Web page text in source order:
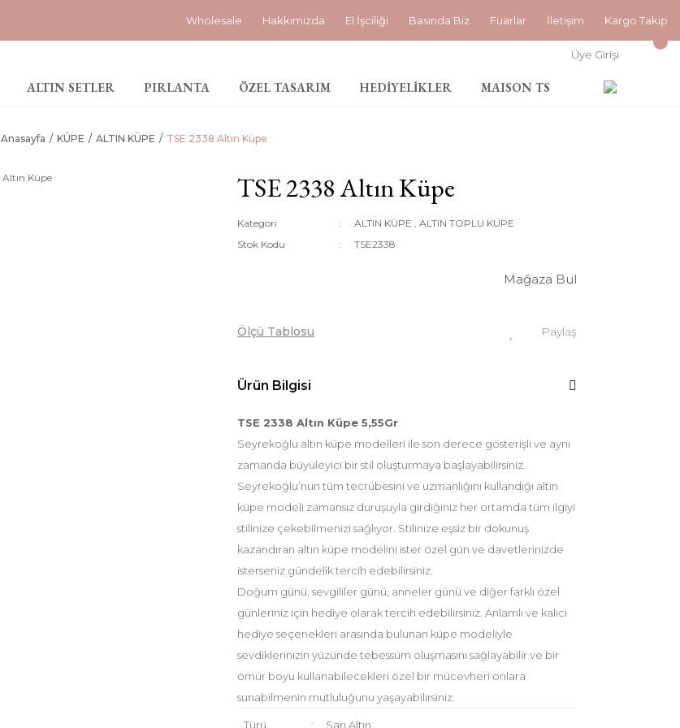
Wholesale Hakkımızda El İşciliği Basında Biz Fuarlar İletişim Kargo Takip
Üye Girişi
ALTIN SETLER PIRLANTA ÖZEL TASARIM HEDİYELİKLER MAISON TS
Anasayfa KÜPE ALTIN KÜPE TSE 2338 Altın Küpe
TSE 2338 Altın Küpe
Kategori ALTIN KÜPE ,ALTIN TOPLU KÜPE
Stok Kodu
TSE2338
Mağaza Bul
Ölçü Tablosu Paylaş
Ürün Bilgisi
TSE 2338 Altın Küpe 5,55Gr
Seyrekoğlu altın küpe modelleri ile son derece gösterişli ve aynı
zamanda büyüleyici bir stil oluşturmaya başlayabilirsiniz.
Seyrekoğlu’nun tüm tecrübesini ve uzmanlığını kullandığı altın
küpe modeli zamansız duruşuyla girdiğiniz her ortamda tüm ilgiyi
stilinize çekebilmenizi sağlıyor. Stilinize eşsiz bir dokunuş
kazandıran altın küpe modelini ister özel gün ve davetlerinizde
isterseniz gündelik tercih edebilirsiniz.
Doğum günü, sevgililer günü, anneler günü ve diğer farklı özel
günleriniz için hediye olarak tercih edebilirsiniz. Anlamlı ve kalıcı
hediye seçenekleri arasında bulunan küpe modeliyle
sevdiklerinizin yüzünde tebessüm oluşmasını sağlayabilir ve bir
ömür boyu kullanabilecekleri özel bir mücevheri onlara
sunabilmenin mutluluğunu yaşayabilirsiniz.
Türü : Sarı Altın